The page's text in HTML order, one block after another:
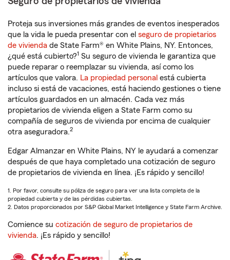
Proteja sus inversiones más grandes de eventos inesperados
que la vida le pueda presentar con el seguro de propietarios
de vivienda de State Farm® en White Plains, NY. Entonces,
¿qué está cubierto?1 Su seguro de vivienda le garantiza que
puede reparar o reemplazar su vivienda, así como los
artículos que valora. La propiedad personal está cubierta
incluso si está de vacaciones, está haciendo gestiones o tiene
artículos guardados en un almacén. Cada vez más
propietarios de vivienda eligen a State Farm como su
compañía de seguros de vivienda por encima de cualquier
otra aseguradora.2
Edgar Almanzar en White Plains, NY le ayudará a comenzar
después de que haya completado una cotización de seguro
de propietarios de vivienda en línea. ¡Es rápido y sencillo!
1. Por favor, consulte su póliza de seguro para ver una lista completa de la
propiedad cubierta y de las pérdidas cubiertas.
2. Datos proporcionados por S&P Global Market Intelligence y State Farm Archive.
Comience su cotización de seguro de propietarios de
vivienda. ¡Es rápido y sencillo!